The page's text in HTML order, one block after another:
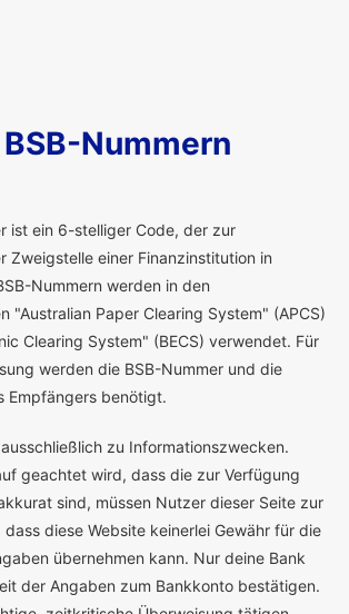
Nummern
ist ein 6-stelliger Code, der zur
Zweigstelle einer Finanzinstitution in
Nummern werden in den
"Australian Paper Clearing System" (APCS)
Clearing System" (BECS) verwendet. Für
werden die BSB-Nummer und die
Empfängers benötigt.
zu Informationszwecken.
geachtet wird, dass die zur Verfügung
sind, müssen Nutzer dieser Seite zur
dass diese Website keinerlei Gewähr für die
übernehmen kann. Nur deine Bank
der Angaben zum Bankkonto bestätigen.